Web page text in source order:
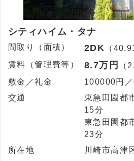
シティハイム・タナ
間取り（面積） 2DK （
賃料（管理費等）
8.7万円
（
敷金／礼金
100000円／
交通
東急田園
15分
東急田園
23分
所在地
川崎市高津